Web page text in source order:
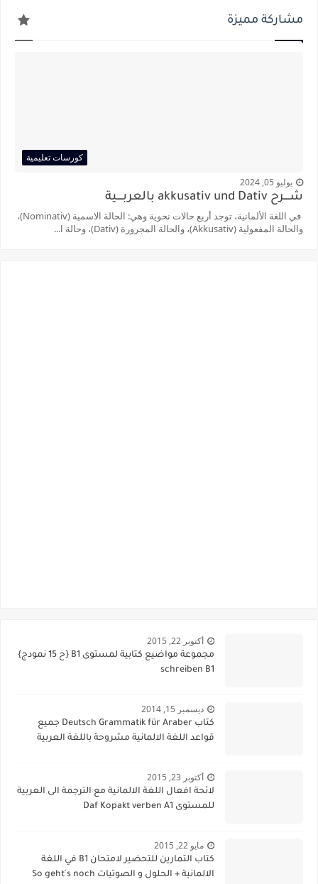
مشاركة مميزة
كورسات تعليمية
يوليو 05, 2024
شــــرح akkusativ und Dativ بالعربــــية
في اللغة الألمانية، توجد أربع حالات نحوية وهي: الحالة الاسمية (Nominativ)،
والحالة المفعولية (Akkusativ)، والحالة المجرورة (Dativ)، وحالة ا...
أكتوبر 22, 2015
مجموعة مواضيع كتابية لمستوى B1 {ح 15 نمودج}
schreiben B1
ديسمبر 15, 2014
كتاب Deutsch Grammatik für Araber جميع
قواعد اللغة الالمانية مشروحة باللغة العربية
أكتوبر 23, 2015
لائحة افعال اللغة الالمانية مع الترجمة الى العربية
للمستوى Daf Kopakt verben A1
مايو 22, 2015
كتاب التمارين للتحضير لامتحان B1 في اللغة
الالمانية + الحلول و الصوتيات So geht´s noch